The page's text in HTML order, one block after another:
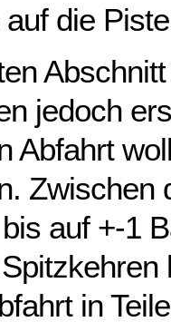
auf die
jedoch
Abfahrt
Zwischen
auf +-1
in